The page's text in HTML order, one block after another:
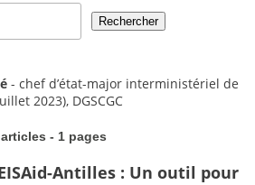
- chef d’état-major interministériel de
2023), DGSCGC
articles - 1 pages
Antilles : Un outil pour